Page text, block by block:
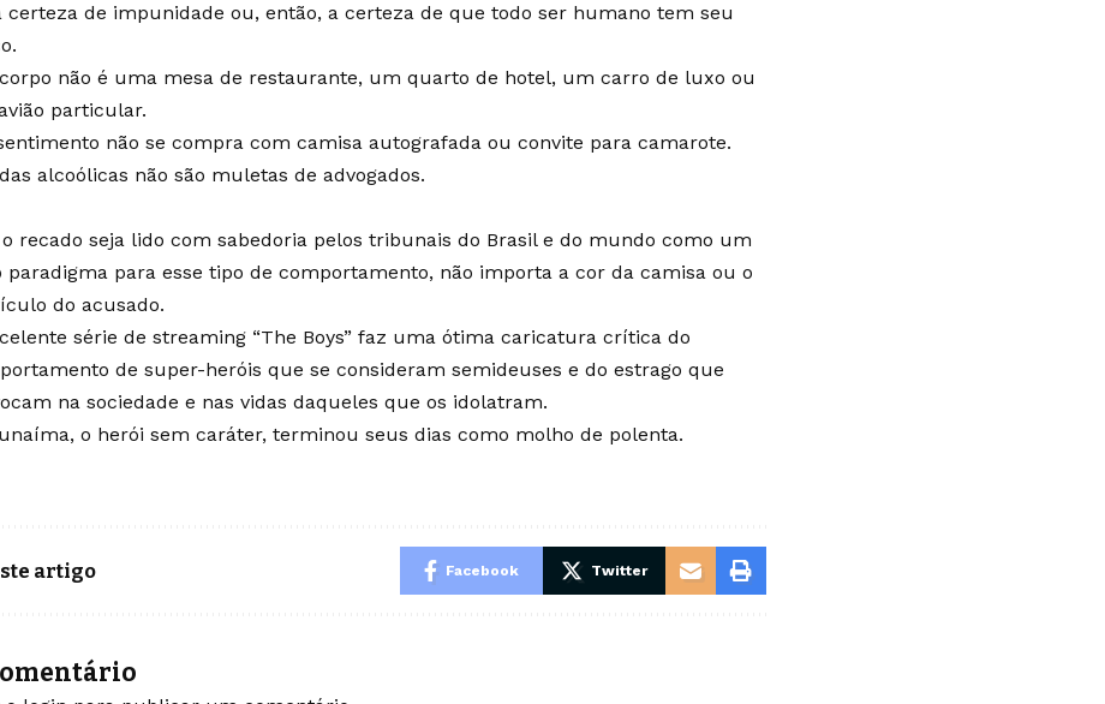
certeza de impunidade ou, então, a certeza de que todo ser humano tem seu
não é uma mesa de restaurante, um quarto de hotel, um carro de luxo ou
particular.
não se compra com camisa autografada ou convite para camarote.
alcoólicas não são muletas de advogados.
o recado seja lido com sabedoria pelos tribunais do Brasil e do mundo como um
paradigma para esse tipo de comportamento, não importa a cor da camisa ou o
do acusado.
série de streaming “The Boys” faz uma ótima caricatura crítica do
de super-heróis que se consideram semideuses e do estrago que
na sociedade e nas vidas daqueles que os idolatram.
o herói sem caráter, terminou seus dias como molho de polenta.
artigo Facebook Twitter